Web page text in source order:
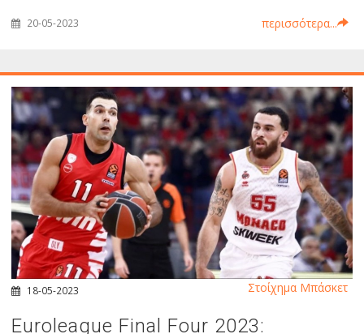
περισσότερα...
20-05-2023
18-05-2023
Euroleague Final Four 2023:
Στοίχημα Μπάσκετ